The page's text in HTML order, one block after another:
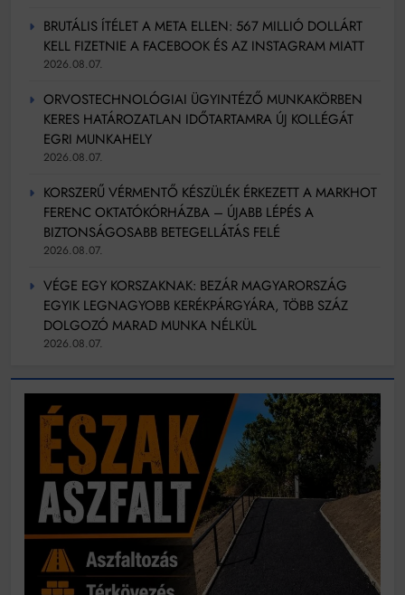
BRUTÁLIS ÍTÉLET A META ELLEN: 567 MILLIÓ DOLLÁRT
KELL FIZETNIE A FACEBOOK ÉS AZ INSTAGRAM MIATT
2026.08.07.
ORVOSTECHNOLÓGIAI ÜGYINTÉZŐ MUNKAKÖRBEN
KERES HATÁROZATLAN IDŐTARTAMRA ÚJ KOLLÉGÁT
EGRI MUNKAHELY
2026.08.07.
KORSZERŰ VÉRMENTŐ KÉSZÜLÉK ÉRKEZETT A MARKHOT
FERENC OKTATÓKÓRHÁZBA – ÚJABB LÉPÉS A
BIZTONSÁGOSABB BETEGELLÁTÁS FELÉ
2026.08.07.
VÉGE EGY KORSZAKNAK: BEZÁR MAGYARORSZÁG
EGYIK LEGNAGYOBB KERÉKPÁRGYÁRA, TÖBB SZÁZ
DOLGOZÓ MARAD MUNKA NÉLKÜL
2026.08.07.